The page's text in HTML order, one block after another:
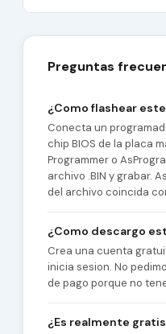
Preguntas
¿Como flashear
Conecta un
chip BIOS de la placa
Programmer o
archivo .BIN y grabar.
del archivo coincida
¿Como descargo
Crea una cuenta
inicia sesion. No
de pago porque no
¿Es realmente